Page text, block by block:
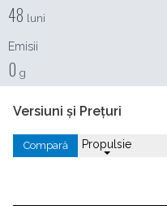
48 luni
Emisii
0 g
Versiuni și Prețuri
Compară Propulsie